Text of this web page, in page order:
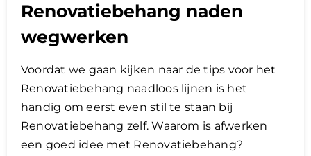
Renovatiebehang naden
wegwerken
Voordat we gaan kijken naar de tips voor het
Renovatiebehang naadloos lijnen is het
handig om eerst even stil te staan bij
Renovatiebehang zelf. Waarom is afwerken
een goed idee met Renovatiebehang?